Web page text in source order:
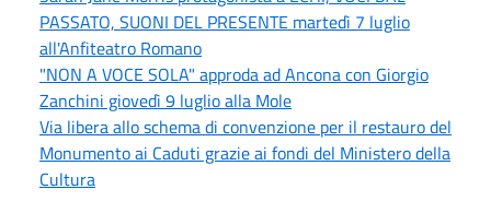
PASSATO, SUONI DEL PRESENTE martedì 7 luglio
all'Anfiteatro Romano
"NON A VOCE SOLA" approda ad Ancona con Giorgio
Zanchini giovedì 9 luglio alla Mole
Via libera allo schema di convenzione per il restauro del
Monumento ai Caduti grazie ai fondi del Ministero della
Cultura